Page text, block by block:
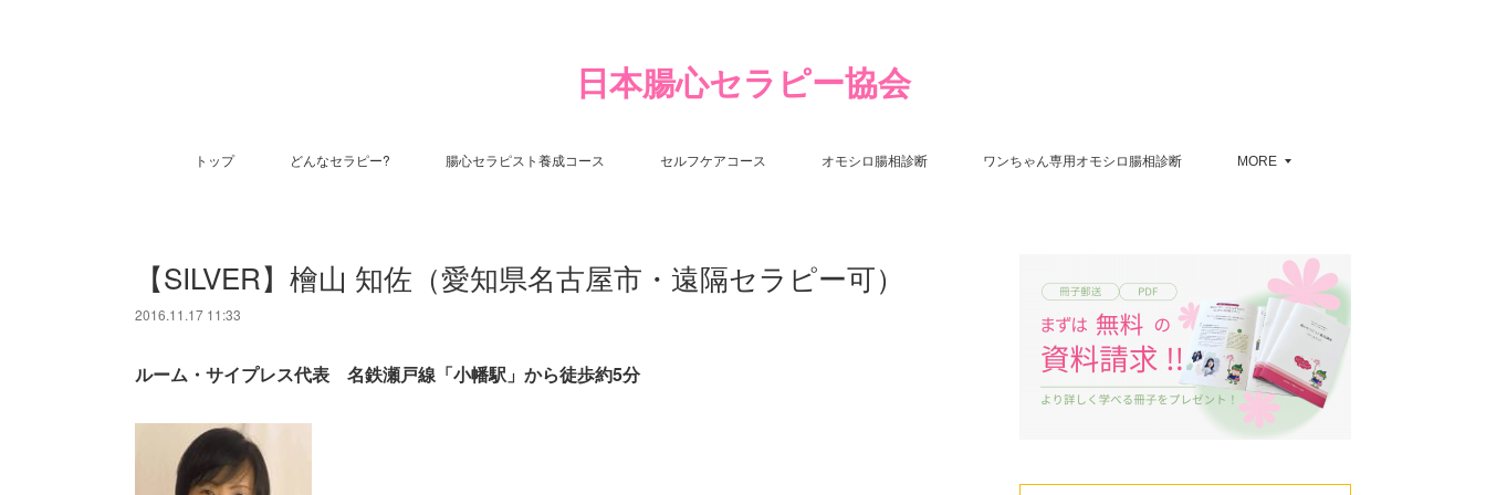
日本腸心セラピー協会
トップ どんなセラピー? 腸心セラピスト養成コース セルフケアコース オモシロ腸相診断 ワンちゃん専用オモシロ腸相診断 MORE
【SILVER】檜山 知佐（愛知県名古屋市・遠隔セラピー可）
2016.11.17 11:33
ルーム・サイプレス代表 名鉄瀬戸線「小幡駅」から徒歩約5分